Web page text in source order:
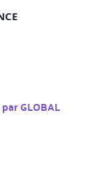
GLOBAL